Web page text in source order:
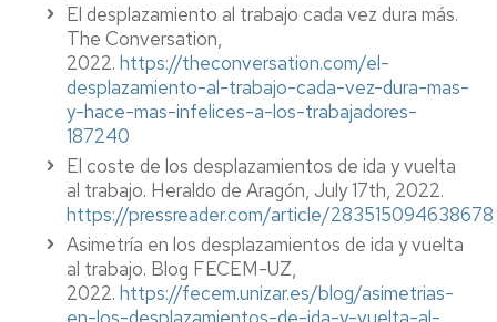
El desplazamiento al trabajo cada vez dura más.
The Conversation,
2022. https://theconversation.com/el-
desplazamiento-al-trabajo-cada-vez-dura-mas-
y-hace-mas-infelices-a-los-trabajadores-
187240
El coste de los desplazamientos de ida y vuelta
al trabajo. Heraldo de Aragón, July 17th, 2022.
https://pressreader.com/article/283515094638678
Asimetría en los desplazamientos de ida y vuelta
al trabajo. Blog FECEM-UZ,
2022. https://fecem.unizar.es/blog/asimetrias-